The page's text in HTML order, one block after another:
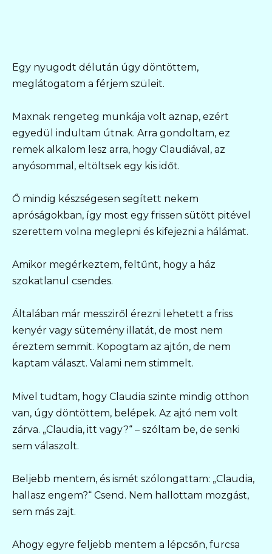
Egy nyugodt délután úgy döntöttem,
meglátogatom a férjem szüleit.
Maxnak rengeteg munkája volt aznap, ezért
egyedül indultam útnak. Arra gondoltam, ez
remek alkalom lesz arra, hogy Claudiával, az
anyósommal, eltöltsek egy kis időt.
Ő mindig készségesen segített nekem
apróságokban, így most egy frissen sütött pitével
szerettem volna meglepni és kifejezni a hálámat.
Amikor megérkeztem, feltűnt, hogy a ház
szokatlanul csendes.
Általában már messziről érezni lehetett a friss
kenyér vagy sütemény illatát, de most nem
éreztem semmit. Kopogtam az ajtón, de nem
kaptam választ. Valami nem stimmelt.
Mivel tudtam, hogy Claudia szinte mindig otthon
van, úgy döntöttem, belépek. Az ajtó nem volt
zárva. „Claudia, itt vagy?“ – szóltam be, de senki
sem válaszolt.
Beljebb mentem, és ismét szólongattam: „Claudia,
hallasz engem?“ Csend. Nem hallottam mozgást,
sem más zajt.
Ahogy egyre feljebb mentem a lépcsőn, furcsa